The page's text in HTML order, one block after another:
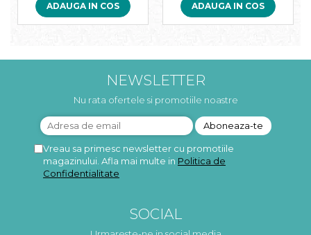
ADAUGA IN COS ADAUGA IN COS
NEWSLETTER
Nu rata ofertele si promotiile noastre
Vreau sa primesc newsletter cu promotiile
magazinului. Afla mai multe in Politica de
Confidentialitate
SOCIAL